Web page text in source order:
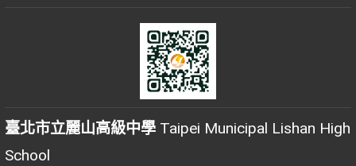
臺北市立麗山高級中學 Taipei Municipal Lishan High
School